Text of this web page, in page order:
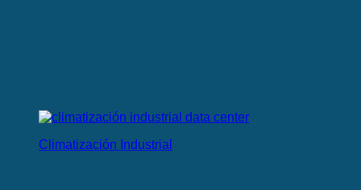
Climatización Industrial